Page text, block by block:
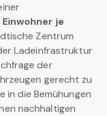
Einwohner je
Zentrum
Ladeinfrastruktur
der
gerecht zu
in die Bemühungen
nachhaltigen